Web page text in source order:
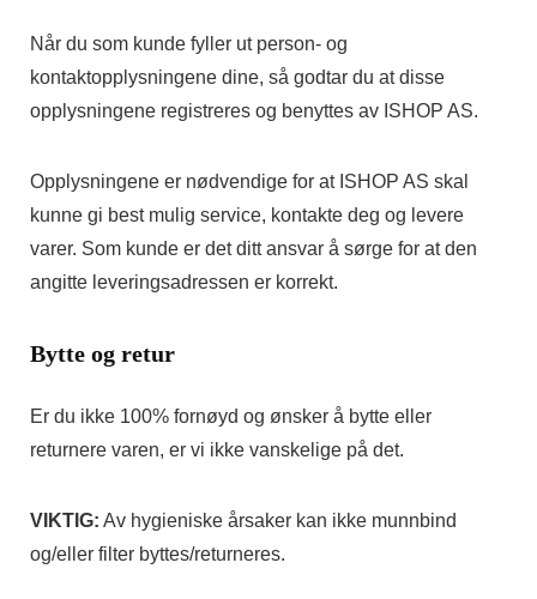
Når du som kunde fyller ut person- og
kontaktopplysningene dine, så godtar du at disse
opplysningene registreres og benyttes av ISHOP AS.
Opplysningene er nødvendige for at ISHOP AS skal
kunne gi best mulig service, kontakte deg og levere
varer. Som kunde er det ditt ansvar å sørge for at den
angitte leveringsadressen er korrekt.
Bytte og retur
Er du ikke 100% fornøyd og ønsker å bytte eller
returnere varen, er vi ikke vanskelige på det.
VIKTIG: Av hygieniske årsaker kan ikke munnbind
og/eller filter byttes/returneres.